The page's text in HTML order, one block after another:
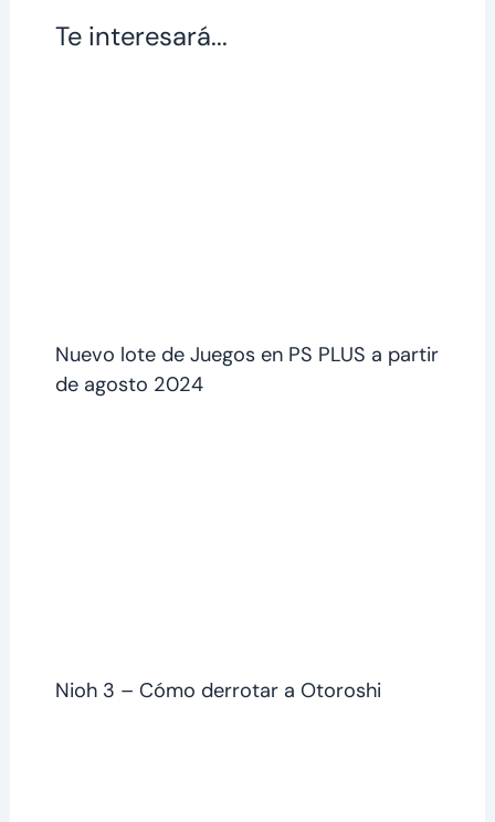
Te interesará...
Nuevo lote de Juegos en PS PLUS a partir
de agosto 2024
Nioh 3 – Cómo derrotar a Otoroshi